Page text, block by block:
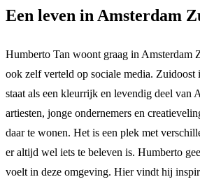
Een leven in Amsterdam
Humberto Tan woont graag in Amsterdam
ook zelf verteld op sociale media. Zuidoost
staat als een kleurrijk en levendig deel van
artiesten, jonge ondernemers en
daar te wonen. Het is een plek met
er altijd wel iets te beleven is. Humberto
voelt in deze omgeving. Hier vindt hij